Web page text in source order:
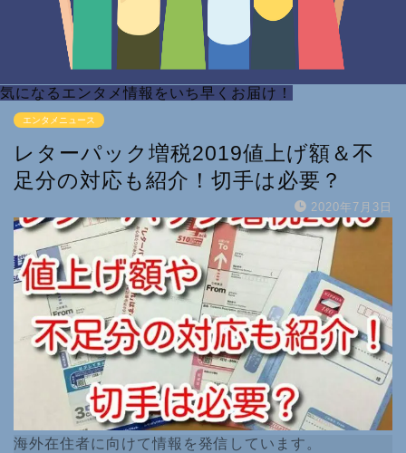
気になるエンタメ情報をいち早くお届け！
エンタメニュース
レターパック増税2019値上げ額＆不
足分の対応も紹介！切手は必要？
2020年7月3日
海外在住者に向けて情報を発信しています。